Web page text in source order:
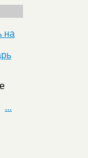
на
...